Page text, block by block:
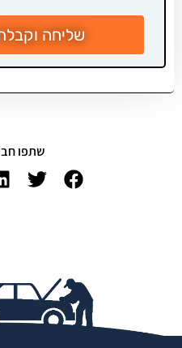
שליחה
שתפו